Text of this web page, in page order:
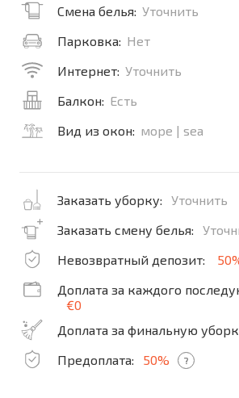
Смена белья: Уточнить
Парковка: Нет
Интернет: Уточнить
Балкон: Есть
Вид из окон: море | sea
Заказать уборку:
Уточнить
Заказать смену белья:
Невозвратный депозит:
Доплата за каждого
€0
Доплата за финальную
Предоплата:
50% ?